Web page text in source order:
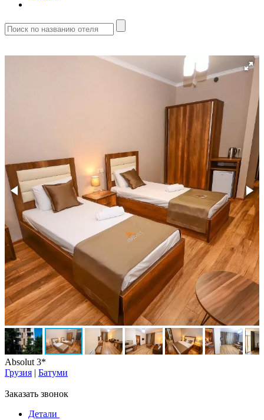
Absolut 3*
Грузия | Батуми
Заказать звонок
Детали